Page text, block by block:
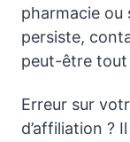
pharmacie ou
persiste,
peut-être tout
Erreur sur
d’affiliation ?